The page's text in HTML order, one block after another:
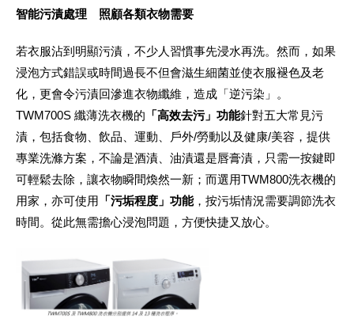
智能污漬處理 照顧各類衣物需要
若衣服沾到明顯污漬，不少人習慣事先浸水再洗。然而，如果
浸泡方式錯誤或時間過長不但會滋生細菌並使衣服褪色及老
化，更會令污漬回滲進衣物纖維，造成「逆污染」。
TWM700S 纖薄洗衣機的 「高效去污」功能針對五大常見污
漬，包括食物、飲品、運動、戶外/勞動以及健康/美容，提供
專業洗滌方案，不論是酒漬、油漬還是唇膏漬，只需一按鍵即
可輕鬆去除，讓衣物瞬間煥然一新；而選用TWM800洗衣機的
用家，亦可使用 「污垢程度」功能，按污垢情況需要調節洗衣
時間。從此無需擔心浸泡問題，方便快捷又放心。